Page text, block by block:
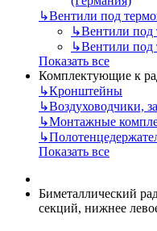
↳Вентили под
↳Вентили под
↳Вентили под
Показать все
Комплектующие к
↳Кронштейны
↳Воздуховодчики,
↳Монтажные
↳
Показать все
Биметаллический
секций, нижнее